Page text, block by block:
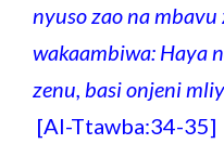
nyuso zao na mbavu
wakaambiwa: Haya
zenu, basi onjeni
[Al-Ttawba:34-35]